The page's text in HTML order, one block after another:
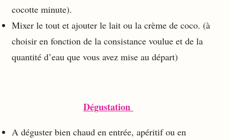
cocotte minute).
Mixer le tout et ajouter le lait ou la crème de coco. (à
choisir en fonction de la consistance voulue et de la
quantité d’eau que vous avez mise au départ)
Dégustation
A déguster bien chaud en entrée, apéritif ou en